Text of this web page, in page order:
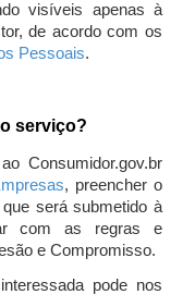
visíveis apenas à
de acordo com os
Pessoais.
serviço?
Consumidor.gov.br
, preencher o
será submetido à
com as regras e
e Compromisso.
pode nos